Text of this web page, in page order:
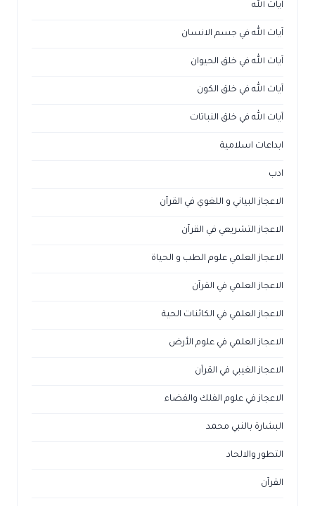
آيات الله
آيات الله في جسم الانسان
آيات الله في خلق الحيوان
آيات الله في خلق الكون
آيات الله في خلق النباتات
ابداعات اسلامية
ادب
الاعجاز البياني و اللغوي في القرآن
الاعجاز التشريعي في القرآن
الاعجاز العلمي علوم الطب و الحياة
الاعجاز العلمي في القرآن
الاعجاز العلمي في الكائنات الحية
الاعجاز العلمي في علوم الأرض
الاعجاز الغيبي في القرآن
الاعجاز في علوم الفلك والفضاء
البشارة بالنبي محمد
التطور والالحاد
القرآن